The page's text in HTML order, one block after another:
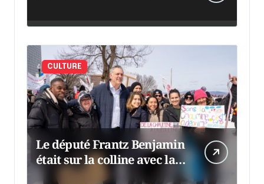
CULTURE
Le député Frantz Benjamin
était sur la colline avec la
chaumine